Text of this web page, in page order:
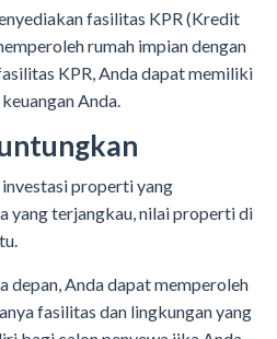
fasilitas KPR (Kredit
rumah impian dengan
KPR, Anda dapat memiliki
Anda.
properti yang
yang terjangkau, nilai properti di
depan, Anda dapat memperoleh
fasilitas dan lingkungan yang